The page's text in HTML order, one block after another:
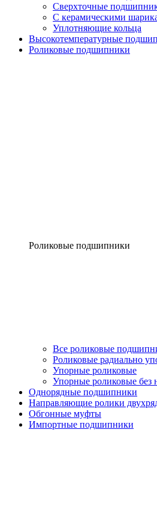
Сверхточные
С керамическими
Уплотняющие кольца
Высокотемпературные
Роликовые подшипники
Роликовые подшипники
Все роликовые
Роликовые радиально
Упорные роликовые
Упорные роликовые без
Однорядные подшипники
Направляющие ролики
Обгонные муфты
Импортные подшипники